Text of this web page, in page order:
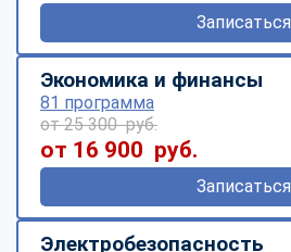
Записаться
Экономика и финансы
81 программа
от 25 300 руб.
от 16 900 руб.
Записаться
Электробезопасность